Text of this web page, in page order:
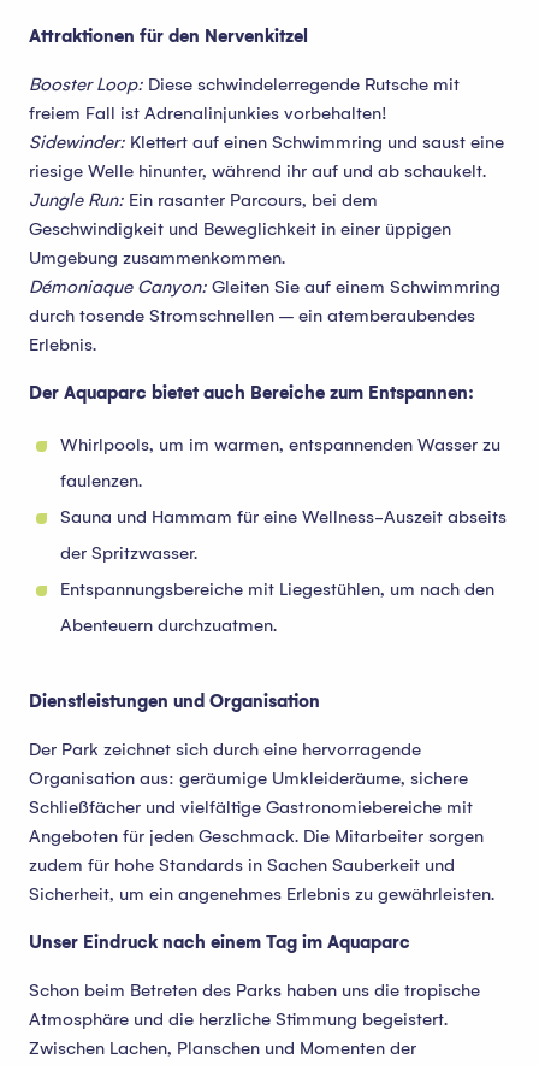
Attraktionen für den Nervenkitzel
Booster Loop: Diese schwindelerregende Rutsche mit
freiem Fall ist Adrenalinjunkies vorbehalten!
Sidewinder: Klettert auf einen Schwimmring und saust eine
riesige Welle hinunter, während ihr auf und ab schaukelt.
Jungle Run: Ein rasanter Parcours, bei dem
Geschwindigkeit und Beweglichkeit in einer üppigen
Umgebung zusammenkommen.
Démoniaque Canyon: Gleiten Sie auf einem Schwimmring
durch tosende Stromschnellen – ein atemberaubendes
Erlebnis.
Der Aquaparc bietet auch Bereiche zum Entspannen:
Whirlpools, um im warmen, entspannenden Wasser zu
faulenzen.
Sauna und Hammam für eine Wellness-Auszeit abseits
der Spritzwasser.
Entspannungsbereiche mit Liegestühlen, um nach den
Abenteuern durchzuatmen.
Dienstleistungen und Organisation
Der Park zeichnet sich durch eine hervorragende
Organisation aus: geräumige Umkleideräume, sichere
Schließfächer und vielfältige Gastronomiebereiche mit
Angeboten für jeden Geschmack. Die Mitarbeiter sorgen
zudem für hohe Standards in Sachen Sauberkeit und
Sicherheit, um ein angenehmes Erlebnis zu gewährleisten.
Unser Eindruck nach einem Tag im Aquaparc
Schon beim Betreten des Parks haben uns die tropische
Atmosphäre und die herzliche Stimmung begeistert.
Zwischen Lachen, Planschen und Momenten der